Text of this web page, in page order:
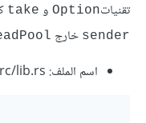
تقنياتOption و take
sender خارج
اسم الملف: src/lib.rs: